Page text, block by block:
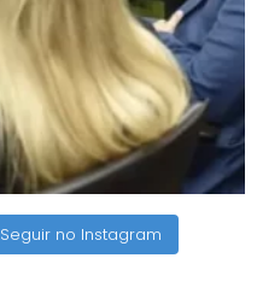
Seguir no Instagram